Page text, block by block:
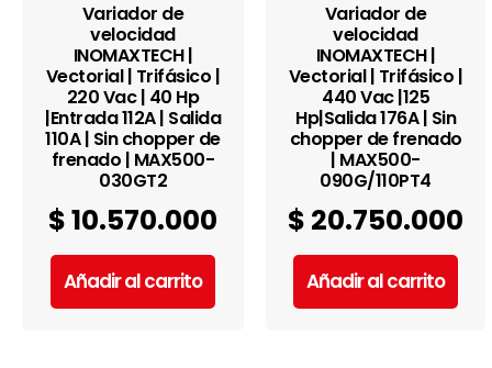
Variador de
velocidad
INOMAXTECH |
Vectorial | Trifásico |
220 Vac | 40 Hp
|Entrada 112A | Salida
110A | Sin chopper de
frenado | MAX500-
030GT2
$10.570.000
Añadir al carrito
Variador de
velocidad
INOMAXTECH |
Vectorial | Trifásico |
440 Vac |125
Hp|Salida 176A | Sin
chopper de frenado
| MAX500-
090G/110PT4
$ 20.750.000
Añadir al carrito